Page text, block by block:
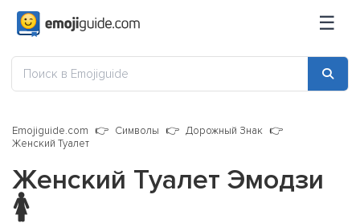
☰
Emojiguide.com Символы
Дорожный Знак
Женский Туалет
Женский Туалет Эмодзи
🚺